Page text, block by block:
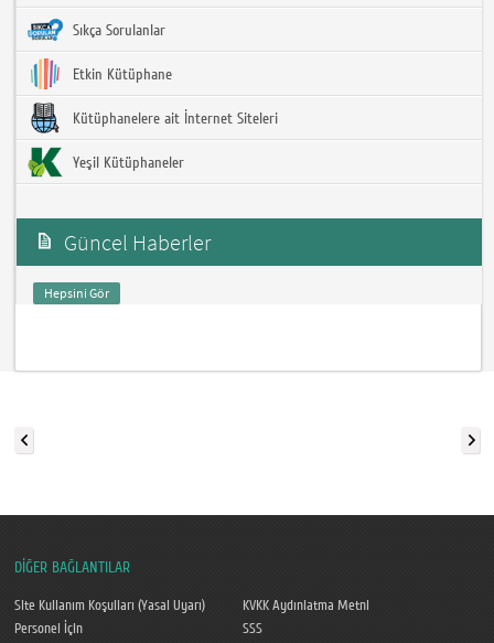
Sıkça Sorulanlar
Etkin Kütüphane
Kütüphanelere ait İnternet Siteleri
Yeşil Kütüphaneler
Güncel Haberler
Hepsini Gör
DİĞER BAĞLANTILAR
Site Kullanım Koşulları (Yasal Uyarı)
KVKK Aydınlatma Metni
Personel İçin
SSS